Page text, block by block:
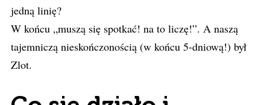
jedną linię?
W końcu „muszą się spotkać! na to liczę!”. A naszą
tajemniczą nieskończonością (w końcu 5-dniową!) był
Zlot.